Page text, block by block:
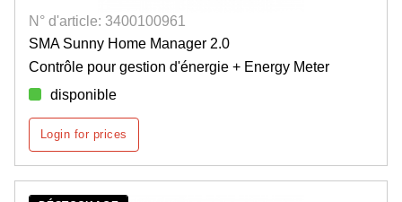
N° d'article: 3400100961
SMA Sunny Home Manager 2.0
Contrôle pour gestion d'énergie + Energy Meter
disponible
Login for prices